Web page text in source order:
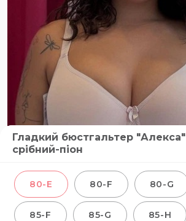
Гладкий бюстгальтер "Алекса"
срібний-піон
80-E 80-F 80-G
85-F 85-G 85-H